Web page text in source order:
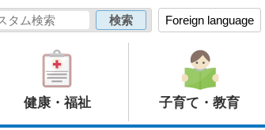
Foreign language
健康・福祉 子育て・教育